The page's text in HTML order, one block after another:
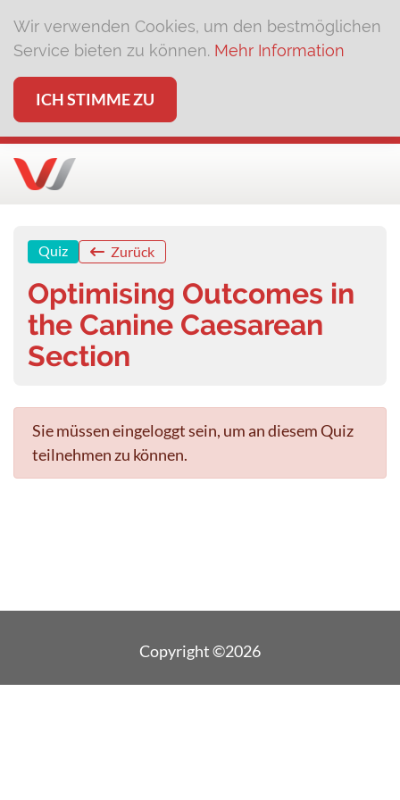
Wir verwenden Cookies, um den bestmöglichen
Service bieten zu können. Mehr Information
ICH STIMME ZU
Quiz Zurück
Optimising Outcomes in
the Canine Caesarean
Section
Sie müssen eingeloggt sein, um an diesem Quiz
teilnehmen zu können.
Copyright ©2026